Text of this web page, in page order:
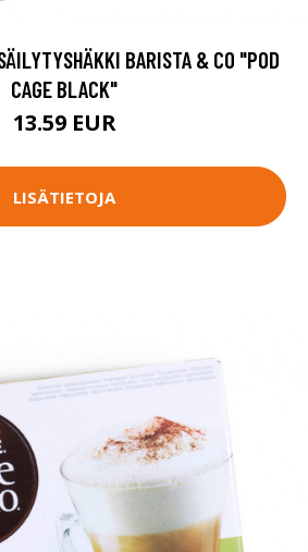
BARISTA & CO "POD
CAGE BLACK"
13.59 EUR
LISÄTIETOJA